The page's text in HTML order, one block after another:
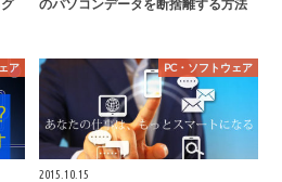
のパソコンデータを断捨離する方法
ア PC・ソフトウェア
2015.10.15